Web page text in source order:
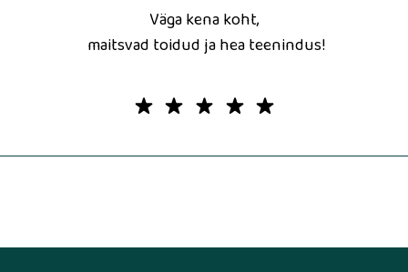
Väga kena koht,
maitsvad toidud ja hea teenindus!